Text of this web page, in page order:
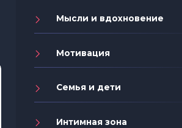
Мысли и вдохновение
Мотивация
Семья и дети
Интимная зона